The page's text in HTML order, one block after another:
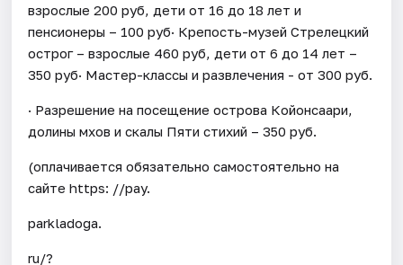
взрослые 200 руб, дети от 16 до 18 лет и
пенсионеры – 100 руб· Крепость-музей Стрелецкий
острог – взрослые 460 руб, дети от 6 до 14 лет –
350 руб· Мастер-классы и развлечения - от 300 руб.
· Разрешение на посещение острова Койонсаари,
долины мхов и скалы Пяти стихий – 350 руб.
(оплачивается обязательно самостоятельно на
сайте https: //pay.
parkladoga.
ru/?